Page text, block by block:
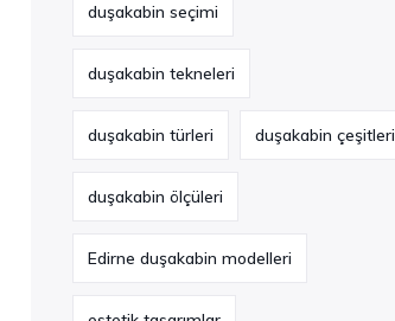
duşakabin seçimi
duşakabin tekneleri
duşakabin türleri duşakabin çeşitleri
duşakabin ölçüleri
Edirne duşakabin modelleri